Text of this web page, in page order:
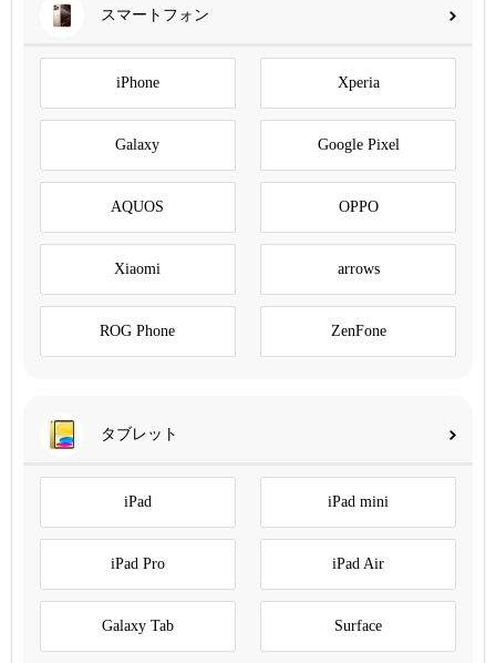
スマートフォン
iPhone Xperia
Galaxy Google Pixel
AQUOS OPPO
Xiaomi arrows
ROG Phone ZenFone
タブレット
iPad iPad mini
iPad Pro iPad Air
Galaxy Tab Surface